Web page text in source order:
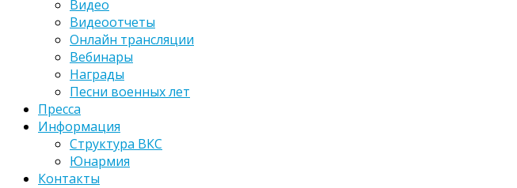
Видео
Видеоотчеты
Онлайн трансляции
Вебинары
Награды
Песни военных лет
Пресса
Информация
Структура ВКС
Юнармия
Контакты